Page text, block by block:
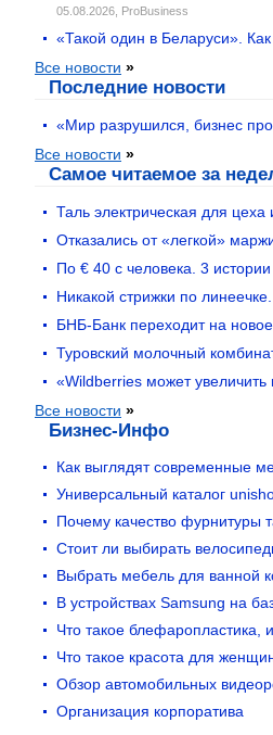
05.08.2026, ProBusiness
«Такой один в Беларуси».
Все новости »
Последние новости
«Мир разрушился, бизнес
Все новости »
Самое читаемое за
Таль электрическая для
Отказались от «легкой»
По € 40 с человека. 3
Никакой стрижки по
БНБ-Банк переходит на
Туровский молочный
«Wildberries может
Все новости »
Бизнес-Инфо
Как выглядят современные
Универсальный каталог
Почему качество фурнитуры
Стоит ли выбирать
Выбрать мебель для ванной
В устройствах Samsung на
Что такое блефаропластика,
Что такое красота для
Обзор автомобильных
Организация корпоратива